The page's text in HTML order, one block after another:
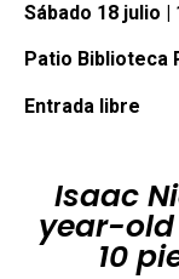
Sábado 18 julio |
Patio Biblioteca
Entrada libre
Isaac
year-
10